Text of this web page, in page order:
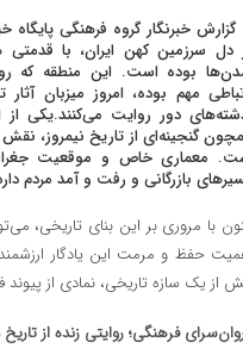
گزارش خبرنگار گروه فرهنگی پایگاه
دل سرزمین کهن ایران، با قدمتی
بوده است. این منطقه که
مهم بوده، امروز میزبان
دور روایت می‌کنند.یکی از
گنجینه‌ای از تاریخ نیمروز،
معماری خاص و موقعیت
بازرگانی و رفت و آمد مردم
با مروری بر این بنای تاریخی،
حفظ و مرمت این یادگار
از یک سازه تاریخی، نمادی از
فرهنگی؛ روایتی زنده از